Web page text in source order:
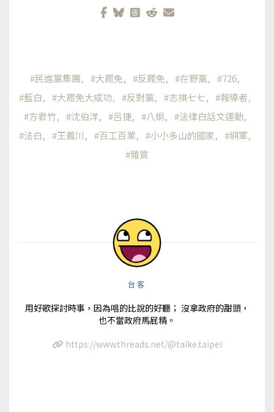
民進黨集團 大罷免 反罷免 在野黨
726
藍白
大罷免大成功 反對黨 志祺七七
報導者
方君竹
沈伯洋 呂捷 八炯
法律白話文運動
法白
王義川 百工百業 小小多山的國家
網軍
雜質
台客
用好歌探討時事，因為唱的比說的好聽； 沒拿政府的甜頭，
也不當政府馬屁精。
https://www.threads.net/@taike.taipei